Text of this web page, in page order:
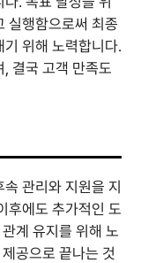
실행함으로써 최종
위해 노력합니다.
결국 고객 만족도
관리와 지원을 지
후에도 추가적인 도
계 유지를 위해 노
공으로 끝나는 것